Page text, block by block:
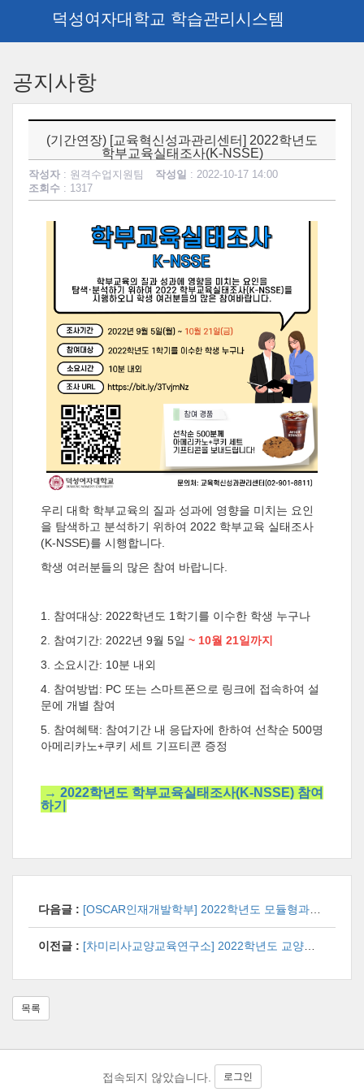
덕성여자대학교 학습관리시스템
공지사항
(기간연장) [교육혁신성과관리센터] 2022학년도
학부교육실태조사(K-NSSE)
작성자 : 원격수업지원팀 작성일 : 2022-10-17 14:00
조회수 : 1317
우리 대학 학부교육의 질과 성과에 영향을 미치는 요인
을 탐색하고 분석하기 위하여 2022 학부교육 실태조사
(K-NSSE)를 시행합니다.
학생 여러분들의 많은 참여 바랍니다.
1. 참여대상: 2022학년도 1학기를 이수한 학생 누구나
2. 참여기간: 2022년 9월 5일 ~ 10월 21일까지
3. 소요시간: 10분 내외
4. 참여방법: PC 또는 스마트폰으로 링크에 접속하여 설
문에 개별 참여
5. 참여혜택: 참여기간 내 응답자에 한하여 선착순 500명
아메리카노+쿠키 세트 기프티콘 증정
→ 2022학년도 학부교육실태조사(K-NSSE) 참여
하기
다음글 : [OSCAR인재개발학부] 2022학년도 모듈형과정 수요조사 안내
이전글 : [차미리사교양교육연구소] 2022학년도 교양교육과정 만족도 및 수요조사 시행 안내
목록
접속되지 않았습니다. 로그인